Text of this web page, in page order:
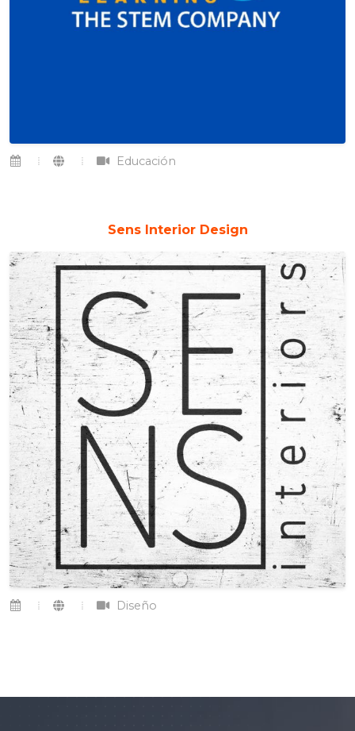
Educación
Sens Interior Design
Diseño